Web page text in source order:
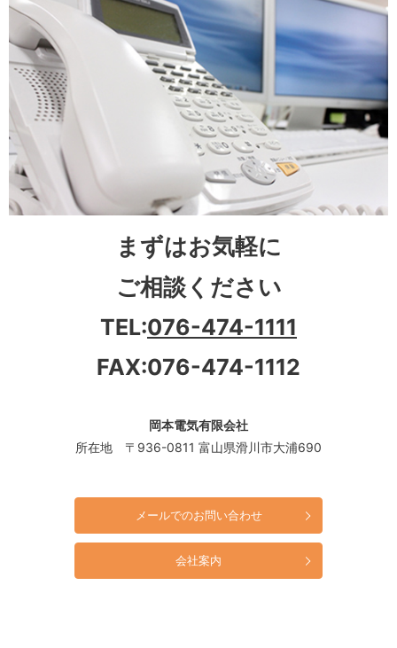
まずはお気軽に
ご相談ください
TEL:076-474-1111
FAX:076-474-1112
岡本電気有限会社
所在地 〒936-0811 富山県滑川市大浦690
メールでのお問い合わせ
会社案内